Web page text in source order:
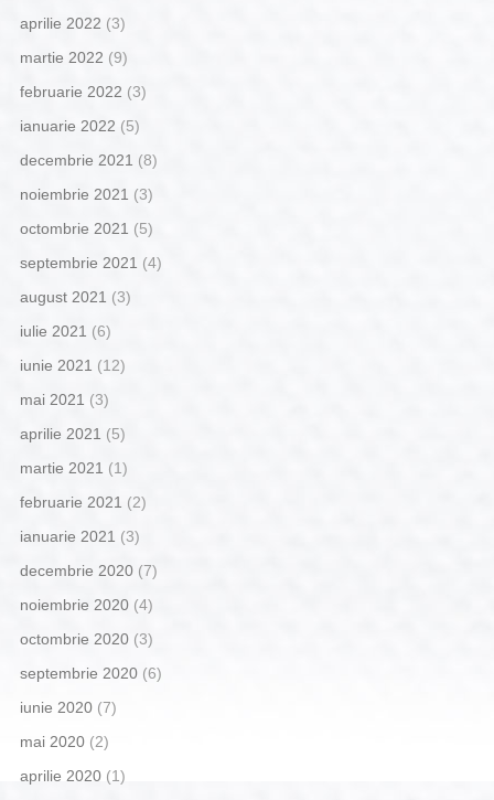
aprilie 2022 (3)
martie 2022 (9)
februarie 2022 (3)
ianuarie 2022 (5)
decembrie 2021 (8)
noiembrie 2021 (3)
octombrie 2021 (5)
septembrie 2021 (4)
august 2021 (3)
iulie 2021 (6)
iunie 2021 (12)
mai 2021 (3)
aprilie 2021 (5)
martie 2021 (1)
februarie 2021 (2)
ianuarie 2021 (3)
decembrie 2020(7)
noiembrie 2020(4)
octombrie 2020(3)
septembrie 2020(6)
iunie 2020(7)
mai 2020(2)
aprilie 2020(1)